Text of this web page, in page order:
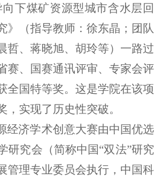
向下煤矿资源型城市含水层回
》（指导教师：徐东晶；团队
哲、蒋晓旭、胡玲等）一路过
赛、国赛通讯评审、专家会评
全国特等奖。这是学院在该项
，实现了历史性突破。
经济学术创意大赛由中国优选
研究会（简称中国“双法”研究
管理专业委员会执行，中国科